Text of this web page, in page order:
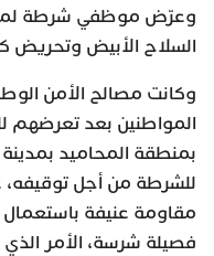
وعرّض موظفي شرطة
السلاح الأبيض
وكانت مصالح الأمن
المواطنين بعد تعرضهم
بمنطقة المحاميد
للشرطة من أجل توقيفه،
مقاومة عنيفة
فصيلة شرسة، الأمر